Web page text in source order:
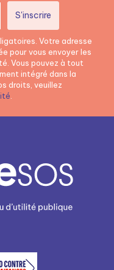
Votre adresse
pour vous envoyer les
Vous pouvez à tout
intégré dans la
droits, veuillez
.